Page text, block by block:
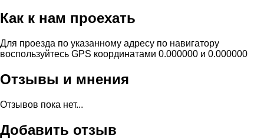
Как к нам проехать
Для проезда по указанному адресу по навигатору
воспользуйтесь GPS координатами 0.000000 и 0.000000
Отзывы и мнения
Отзывов пока нет...
Добавить отзыв